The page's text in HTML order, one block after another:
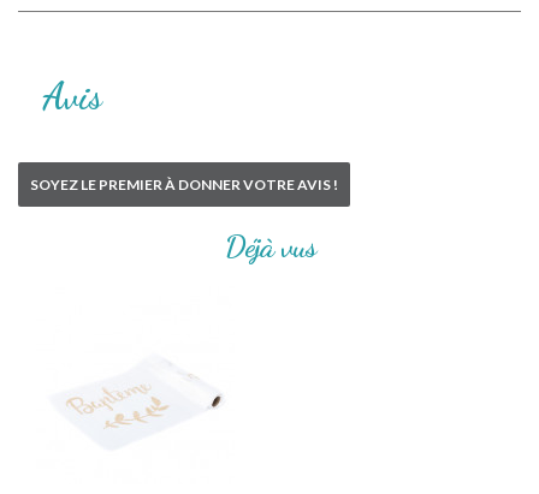
Avis
SOYEZ LE PREMIER À DONNER VOTRE AVIS !
Déjà vus